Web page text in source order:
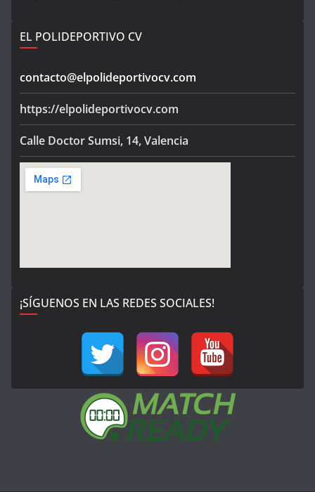
EL POLIDEPORTIVO CV
contacto@elpolideportivocv.com
https://elpolideportivocv.com
Calle Doctor Sumsi, 14, Valencia
¡SÍGUENOS EN LAS REDES SOCIALES!